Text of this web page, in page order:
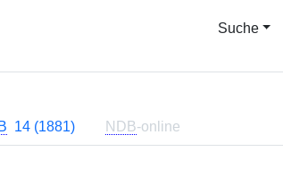
Suche
14 (1881) NDB-online